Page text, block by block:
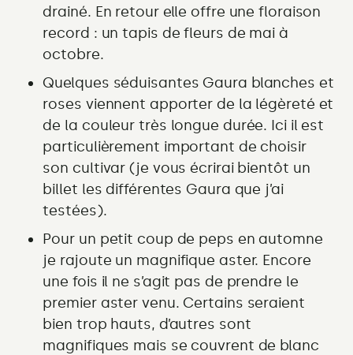
drainé. En retour elle offre une floraison
record : un tapis de fleurs de mai à
octobre.
Quelques séduisantes Gaura blanches et
roses viennent apporter de la légèreté et
de la couleur très longue durée. Ici il est
particulièrement important de choisir
son cultivar (je vous écrirai bientôt un
billet les différentes Gaura que j’ai
testées).
Pour un petit coup de peps en automne
je rajoute un magnifique aster. Encore
une fois il ne s’agit pas de prendre le
premier aster venu. Certains seraient
bien trop hauts, d’autres sont
magnifiques mais se couvrent de blanc